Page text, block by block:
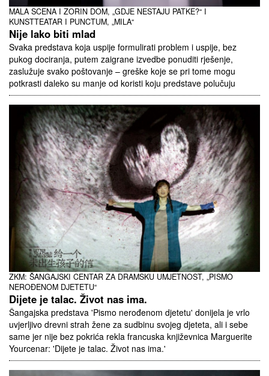
MALA SCENA I ZORIN DOM, „GDJE NESTAJU PATKE?“ I
KUNSTTEATAR I PUNCTUM, „MILA“
Nije lako biti mlad
Svaka predstava koja uspije formulirati problem i uspije, bez
pukog dociranja, putem zaigrane izvedbe ponuditi rješenje,
zaslužuje svako poštovanje – greške koje se pri tome mogu
potkrasti daleko su manje od koristi koju predstave polučuju
ZKM: ŠANGAJSKI CENTAR ZA DRAMSKU UMJETNOST, „PISMO
NEROĐENOM DJETETU“
Dijete je talac. Život nas ima.
Šangajska predstava 'Pismo nerođenom djetetu' donijela je vrlo
uvjerljivo drevni strah žene za sudbinu svojeg djeteta, ali i sebe
same jer nije bez pokrića rekla francuska književnica Marguerite
Yourcenar: 'Dijete je talac. Život nas ima.'